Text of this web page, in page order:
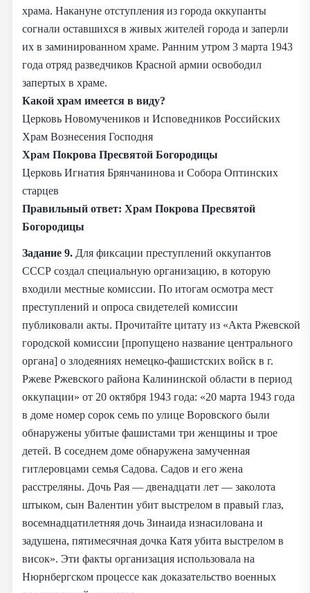
храма. Накануне отступления из города оккупанты
согнали оставшихся в живых жителей города и заперли
их в заминированном храме. Ранним утром 3 марта 1943
года отряд разведчиков Красной армии освободил
запертых в храме.
Какой храм имеется в виду?
Церковь Новомучеников и Исповедников Российских
Храм Вознесения Господня
Храм Покрова Пресвятой Богородицы
Церковь Игнатия Брянчанинова и Собора Оптинских
старцев
Правильный ответ: Храм Покрова Пресвятой
Богородицы
Задание 9. Для фиксации преступлений оккупантов
СССР создал специальную организацию, в которую
входили местные комиссии. По итогам осмотра мест
преступлений и опроса свидетелей комиссии
публиковали акты. Прочитайте цитату из «Акта Ржевской
городской комиссии [пропущено название центрального
органа] о злодеяниях немецко-фашистских войск в г.
Ржеве Ржевского района Калининской области в период
оккупации» от 20 октября 1943 года: «20 марта 1943 года
в доме номер сорок семь по улице Воровского были
обнаружены убитые фашистами три женщины и трое
детей. В соседнем доме обнаружена замученная
гитлеровцами семья Садова. Садов и его жена
расстреляны. Дочь Рая — двенадцати лет — заколота
штыком, сын Валентин убит выстрелом в правый глаз,
восемнадцатилетняя дочь Зинаида изнасилована и
задушена, пятимесячная дочка Катя убита выстрелом в
висок». Эти факты организация использовала на
Нюрнбергском процессе как доказательство военных